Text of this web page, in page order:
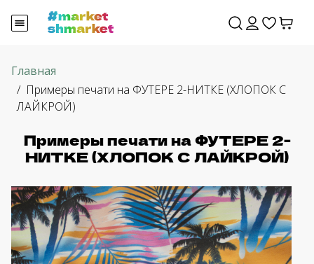
Главная
Примеры печати на ФУТЕРЕ 2-НИТКЕ (ХЛОПОК С
ЛАЙКРОЙ)
Примеры печати на ФУТЕРЕ 2-
НИТКЕ (ХЛОПОК С ЛАЙКРОЙ)